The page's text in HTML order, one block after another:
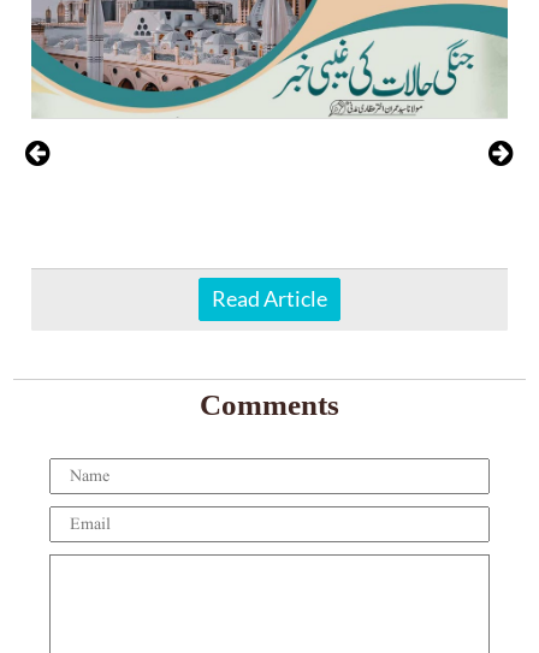
Read Article
Comments